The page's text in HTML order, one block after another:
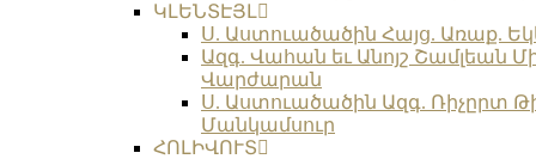
ԿԼԵՆՏԷՅԼ
Ս. Աստուածածին Հայց. Առաք.
Ազգ. Վահան եւ Անոյշ Շամլեան
Վարժարան
Ս. Աստուածածին Ազգ. Ռիչըրտ
Մանկամսուր
ՀՈԼԻՎՈՒՏ